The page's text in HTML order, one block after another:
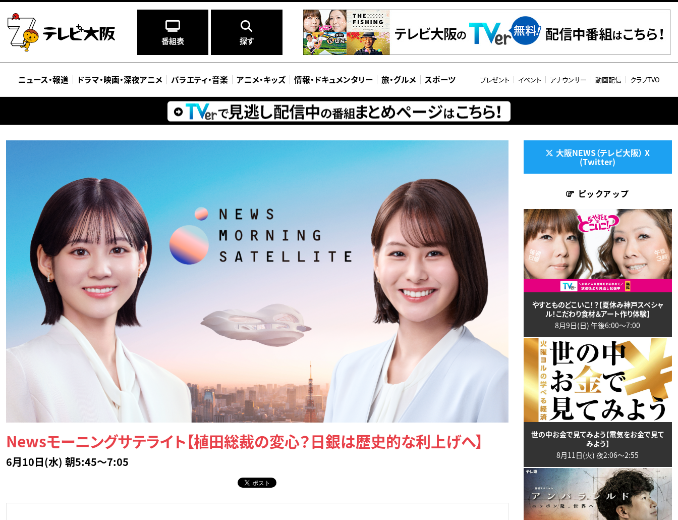
番組表 探す
ニュース・報道 ドラマ・映画・深夜アニメ バラエティ・音楽 アニメ・キッズ 情報・ ドキュメンタリー 旅・グルメ スポーツ プレゼント イベント アナウンサー 動画配信 クラブTVO
Newsモーニングサテライト【植田総裁の変心？日銀は歴史的な利上げへ】
6月10日(水) 朝5:45～7:05
大阪NEWS（テレビ大阪） X
(Twitter)
ピックアップ
やすとものどこいこ！？【夏休み神戸スペシャ
ル！こだわり食材＆アート作り体験】
8月9日(日) 午後6:00〜7:00
世の中お金で見てみよう【電気をお金で見て
みよう】
8月11日(火) 夜2:06〜2:55